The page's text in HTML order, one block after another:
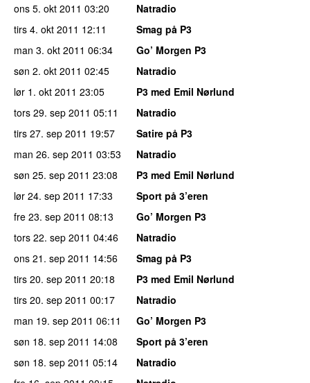
ons 5. okt 2011 03:20
Natradio
tirs 4. okt 2011 12:11
Smag på P3
man 3. okt 2011 06:34
Go’ Morgen P3
søn 2. okt 2011 02:45
Natradio
lør 1. okt 2011 23:05
P3 med Emil Nørlund
tors 29. sep 2011 05:11
Natradio
tirs 27. sep 2011 19:57
Satire på P3
man 26. sep 2011 03:53
Natradio
søn 25. sep 2011 23:08
P3 med Emil Nørlund
lør 24. sep 2011 17:33
Sport på 3’eren
fre 23. sep 2011 08:13
Go’ Morgen P3
tors 22. sep 2011 04:46
Natradio
ons 21. sep 2011 14:56
Smag på P3
tirs 20. sep 2011 20:18
P3 med Emil Nørlund
tirs 20. sep 2011 00:17
Natradio
man 19. sep 2011 06:11
Go’ Morgen P3
søn 18. sep 2011 14:08
Sport på 3’eren
søn 18. sep 2011 05:14
Natradio